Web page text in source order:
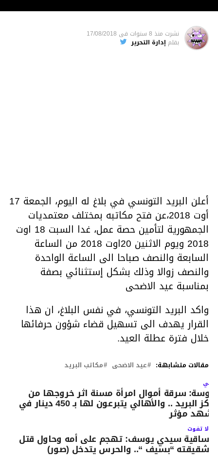
نشرت منذ 8 سنوات فى 17/08/2018
بقلم إدارة التحرير
أعلن البريد التونسي في بلاغ له اليوم، الجمعة 17
أوت 2018،عن فتح مكاتبه بمختلف معتمديات
الجمهورية لتأمين حصة عمل، غدا السبت 18 اوت
2018 ويوم الاثنين 20اوت 2018 من الساعة
السابعة والنصف صباحا الى الساعة الواحدة
والنصف زوالا وذلك بشكل إستثنائي بصفة
بمناسبة عيد الاضحى
واكد البريد التونسي، في نفس البلاغ، ان هذا
القرار يهدف الى تسهيل قضاء شؤون حرفائها
خلال فترة عطلة العيد.
مقالات متشابهة: عيد الاضحى مكاتب البريد
سرقة أموال امرأة مسنة اثر خروجها من
مركز البريد .. والأهالي يتبرعون لها بـ 450 دينار في
مؤثر
لا تفوت
ساقية سيدي يوسف: تهجم على أمه وحاول قتل
شقيقته “بسيف “.. والحرس يتدخل (صور)